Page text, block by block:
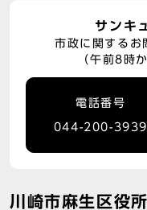
サンキ
市政に関するお
（午前8時
電話番号
044-200-3939
川崎市麻生区役所